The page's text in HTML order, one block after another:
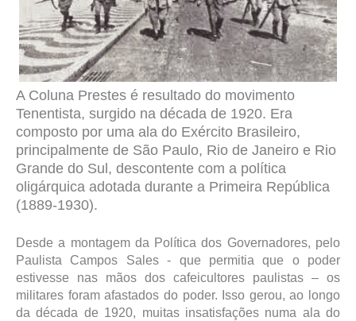
A Coluna Prestes é resultado do movimento
Tenentista, surgido na década de 1920. Era
composto por uma ala do Exército Brasileiro,
principalmente de São Paulo, Rio de Janeiro e Rio
Grande do Sul, descontente com a política
oligárquica adotada durante a Primeira República
(1889-1930).
Desde a montagem da Política dos Governadores, pelo
Paulista Campos Sales - que permitia que o poder
estivesse nas mãos dos cafeicultores paulistas – os
militares foram afastados do poder. Isso gerou, ao longo
da década de 1920, muitas insatisfações numa ala do